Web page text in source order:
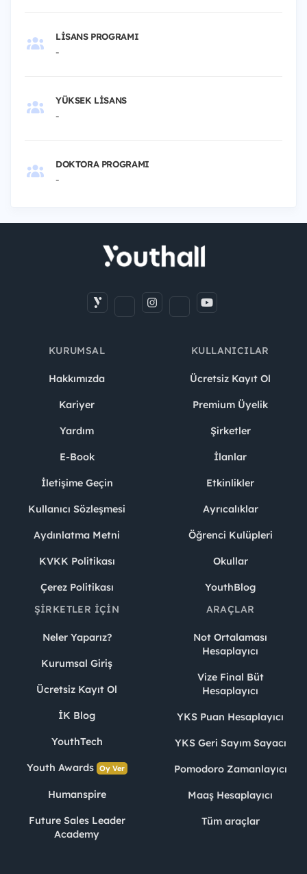
LISANS PROGRAMI
-
YÜKSEK LISANS
-
DOKTORA PROGRAMI
-
KURUMSAL
Hakkımızda
Kariyer
Yardım
E-Book
İletişime Geçin
Kullanıcı Sözleşmesi
Aydınlatma Metni
KVKK Politikası
Çerez Politikası
KULLANICILAR
Ücretsiz Kayıt Ol
Premium Üyelik
Şirketler
İlanlar
Etkinlikler
Ayrıcalıklar
Öğrenci Kulüpleri
Okullar
YouthBlog
ŞIRKETLER İÇIN
Neler Yaparız?
Kurumsal Giriş
Ücretsiz Kayıt Ol
İK Blog
YouthTech
Youth Awards Oy Ver
Humanspire
Future Sales Leader
Academy
ARAÇLAR
Not Ortalaması
Hesaplayıcı
Vize Final Büt
Hesaplayıcı
YKS Puan Hesaplayıcı
YKS Geri Sayım Sayacı
Pomodoro Zamanlayıcı
Maaş Hesaplayıcı
Tüm araçlar